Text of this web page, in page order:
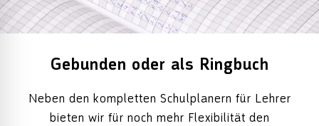
Gebunden oder als Ringbuch
Neben den kompletten Schulplanern für Lehrer
bieten wir für noch mehr Flexibilität den